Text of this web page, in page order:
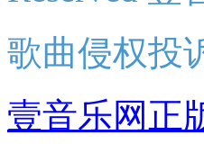
歌曲侵权投
壹音乐网正